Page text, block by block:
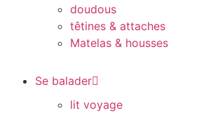
doudous
têtines & attaches
Matelas & housses
Se balader
lit voyage